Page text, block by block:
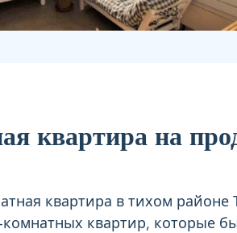
квартира на
квартира в тихом
квартир, которые